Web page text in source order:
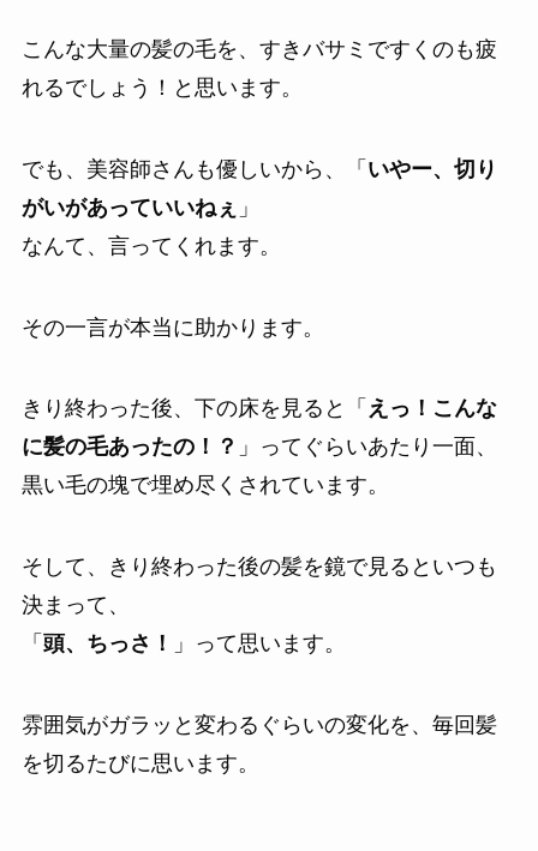
こんな大量の髪の毛を、すきバサミですくのも疲
れるでしょう！と思います。
でも、美容師さんも優しいから、「 いやー、切り
がいがあっていいねぇ 」
なんて、言ってくれます。
その一言が本当に助かります。
きり終わった後、下の床を見ると「 えっ！こんな
に髪の毛あったの！？ 」ってぐらいあたり一面、
黒い毛の塊で埋め尽くされています。
そして、きり終わった後の髪を鏡で見るといつも
決まって、
「 頭、ちっさ！ 」って思います。
雰囲気がガラッと変わるぐらいの変化を、毎回髪
を切るたびに思います。